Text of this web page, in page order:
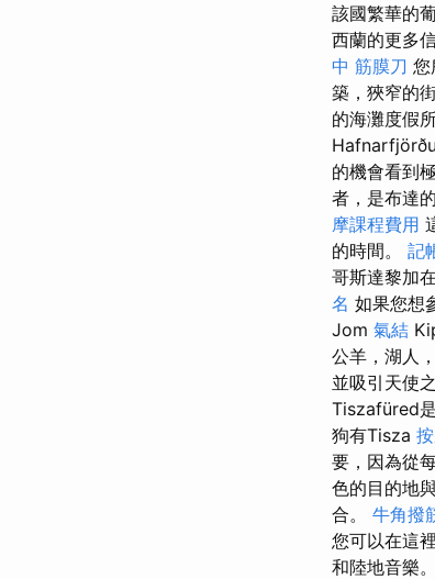
該國繁華的
西蘭的更多
中 筋膜刀 您
築，狹窄的
的海灘度假
的機會看到
者，是布達
摩課程費用
的時間。 記
哥斯達黎加
名 如果您想
Jom 氣結
公羊，湖人
並吸引天使
Tiszafüred
狗有Tisza
要，因為從
色的目的地
合。 牛角撥
您可以在這
和陸地音樂。